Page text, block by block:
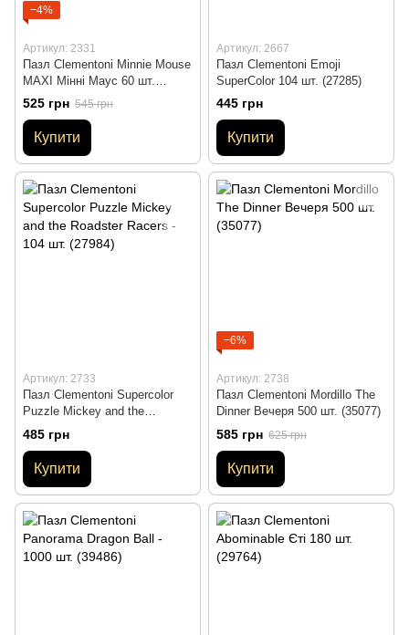
−4%
Артикул: 2331
Пазл Clementoni Minnie Mouse
MAXI Мінні Маус 60 шт.
(26443)
525 грн 545 грн
Купити
Артикул: 2667
Пазл Clementoni Emoji
SuperColor 104 шт. (27285)
445 грн
Купити
Артикул: 2733
Пазл Clementoni Supercolor
Puzzle Mickey and the
Roadster Racers - 104 шт.
(27984)
485 грн
Купити
−6%
Артикул: 2738
Пазл Clementoni Mordillo The
Dinner Вечеря 500 шт. (35077)
585 грн 625 грн
Купити